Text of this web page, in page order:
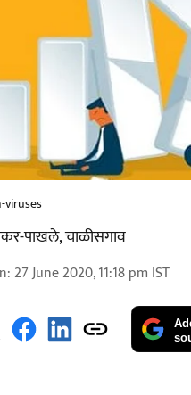
viruses
पाखले, चाळीसगाव
: 27 June 2020, 11:18 pm IST